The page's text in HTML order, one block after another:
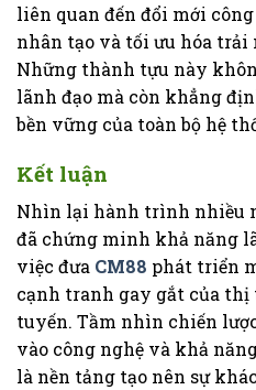
liên quan đến đổi mới
nhân tạo và tối ưu hóa
Những thành tựu này
lãnh đạo mà còn khẳng
bền vững của toàn bộ hệ
Kết luận
Nhìn lại hành trình nhiều
đã chứng minh khả năng
việc đưa CM88 phát triển
cạnh tranh gay gắt của
tuyến. Tầm nhìn chiến
vào công nghệ và khả
là nền tảng tạo nên sự